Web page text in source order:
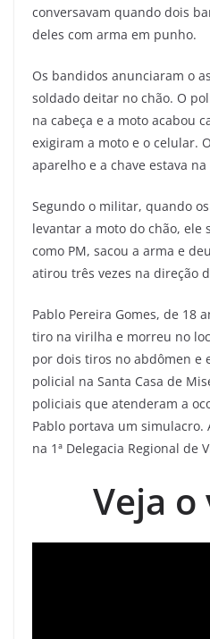
conversavam quando dois
deles com arma em punho.
Os bandidos anunciaram o
soldado deitar no chão. O
na cabeça e a moto acabou
exigiram a moto e o celular.
aparelho e a chave estava na
Segundo o militar, quando
levantar a moto do chão, ele
como PM, sacou a arma e
atirou três vezes na direção
Pablo Pereira Gomes, de 18
tiro na virilha e morreu no
por dois tiros no abdômen e
policial na Santa Casa de
policiais que atenderam a
Pablo portava um
na 1ª Delegacia Regional de
Veja o